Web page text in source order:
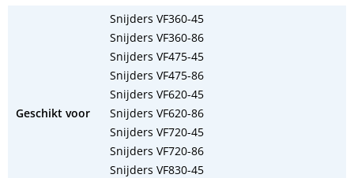
Geschikt voor
Snijders VF360-45
Snijders VF360-86
Snijders VF475-45
Snijders VF475-86
Snijders VF620-45
Snijders VF620-86
Snijders VF720-45
Snijders VF720-86
Snijders VF830-45